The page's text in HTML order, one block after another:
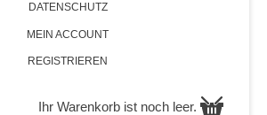
DATENSCHUTZ
MEIN ACCOUNT
REGISTRIEREN
Ihr Warenkorb ist noch leer.